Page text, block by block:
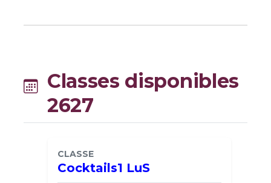
Classes disponibles
2627
CLASSE
Cocktails1 LuS